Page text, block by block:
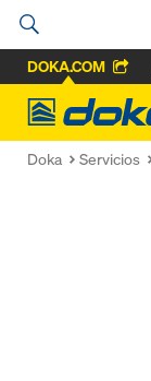
DOKA.COM
Doka
Doka Servicios